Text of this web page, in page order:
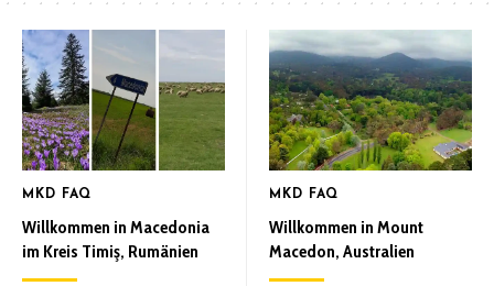
MKD FAQ
Willkommen in Macedonia
im Kreis Timiş, Rumänien
MKD FAQ
Willkommen in Mount
Macedon, Australien